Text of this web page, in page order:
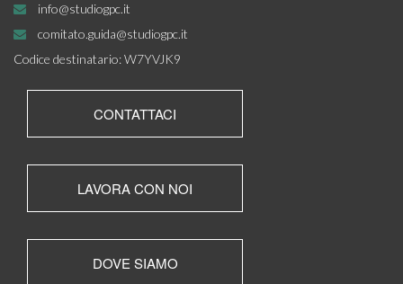
info@studiogpc.it
comitato.guida@studiogpc.it
Codice destinatario: W7YVJK9
CONTATTACI
LAVORA CON NOI
DOVE SIAMO